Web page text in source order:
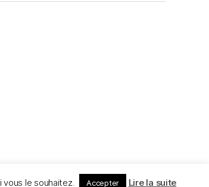
le souhaitez. Accepter Lire la suite